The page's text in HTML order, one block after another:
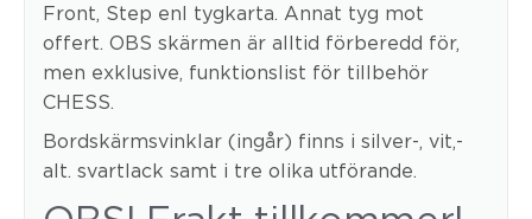
Front, Step enl tygkarta. Annat tyg mot
offert. OBS skärmen är alltid förberedd för,
men exklusive, funktionslist för tillbehör
CHESS.
Bordskärmsvinklar (ingår) finns i silver-, vit,-
alt. svartlack samt i tre olika utförande.